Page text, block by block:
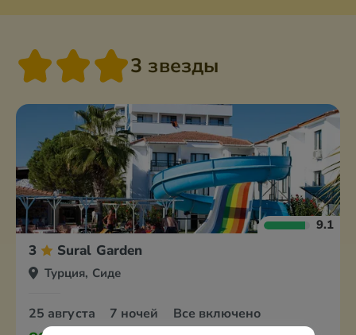
3 звезды
9.1
3 Sural Garden
Турция, Сиде
25 августа 7 ночей Все включено